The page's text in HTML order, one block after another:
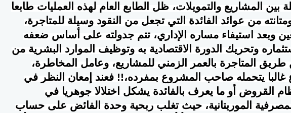
بين المشاريع والتمويلات، ظل الطابع العام لهذه العمليات طابعا
من عوائد الفائدة التي تجعل من النقود وسيلة للمتاجرة،
وبعد استيفاء مساره الإداري، تتم جدولته على أساس ضعفه
وتحريك الدورة الاقتصادية به وتوظيف الموارد البشرية من
طريق المتاجرة بالعمر الزمني للمشاريع، وعامل المخاطرة،
يتحمله صاحب المشروع بمفرده،!! فعند إمعان النظر في
القروض أو ما يعرف بالفائدة يشكل اختلالا جوهريا في
الموريتانية، حيث تغلب ربحية وحدة الفائض على حساب